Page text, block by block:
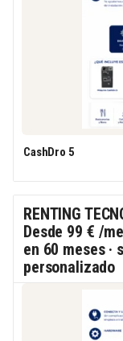
CashDro 5
RENTING
Desde 99 € /
en 60 meses ·
personalizado